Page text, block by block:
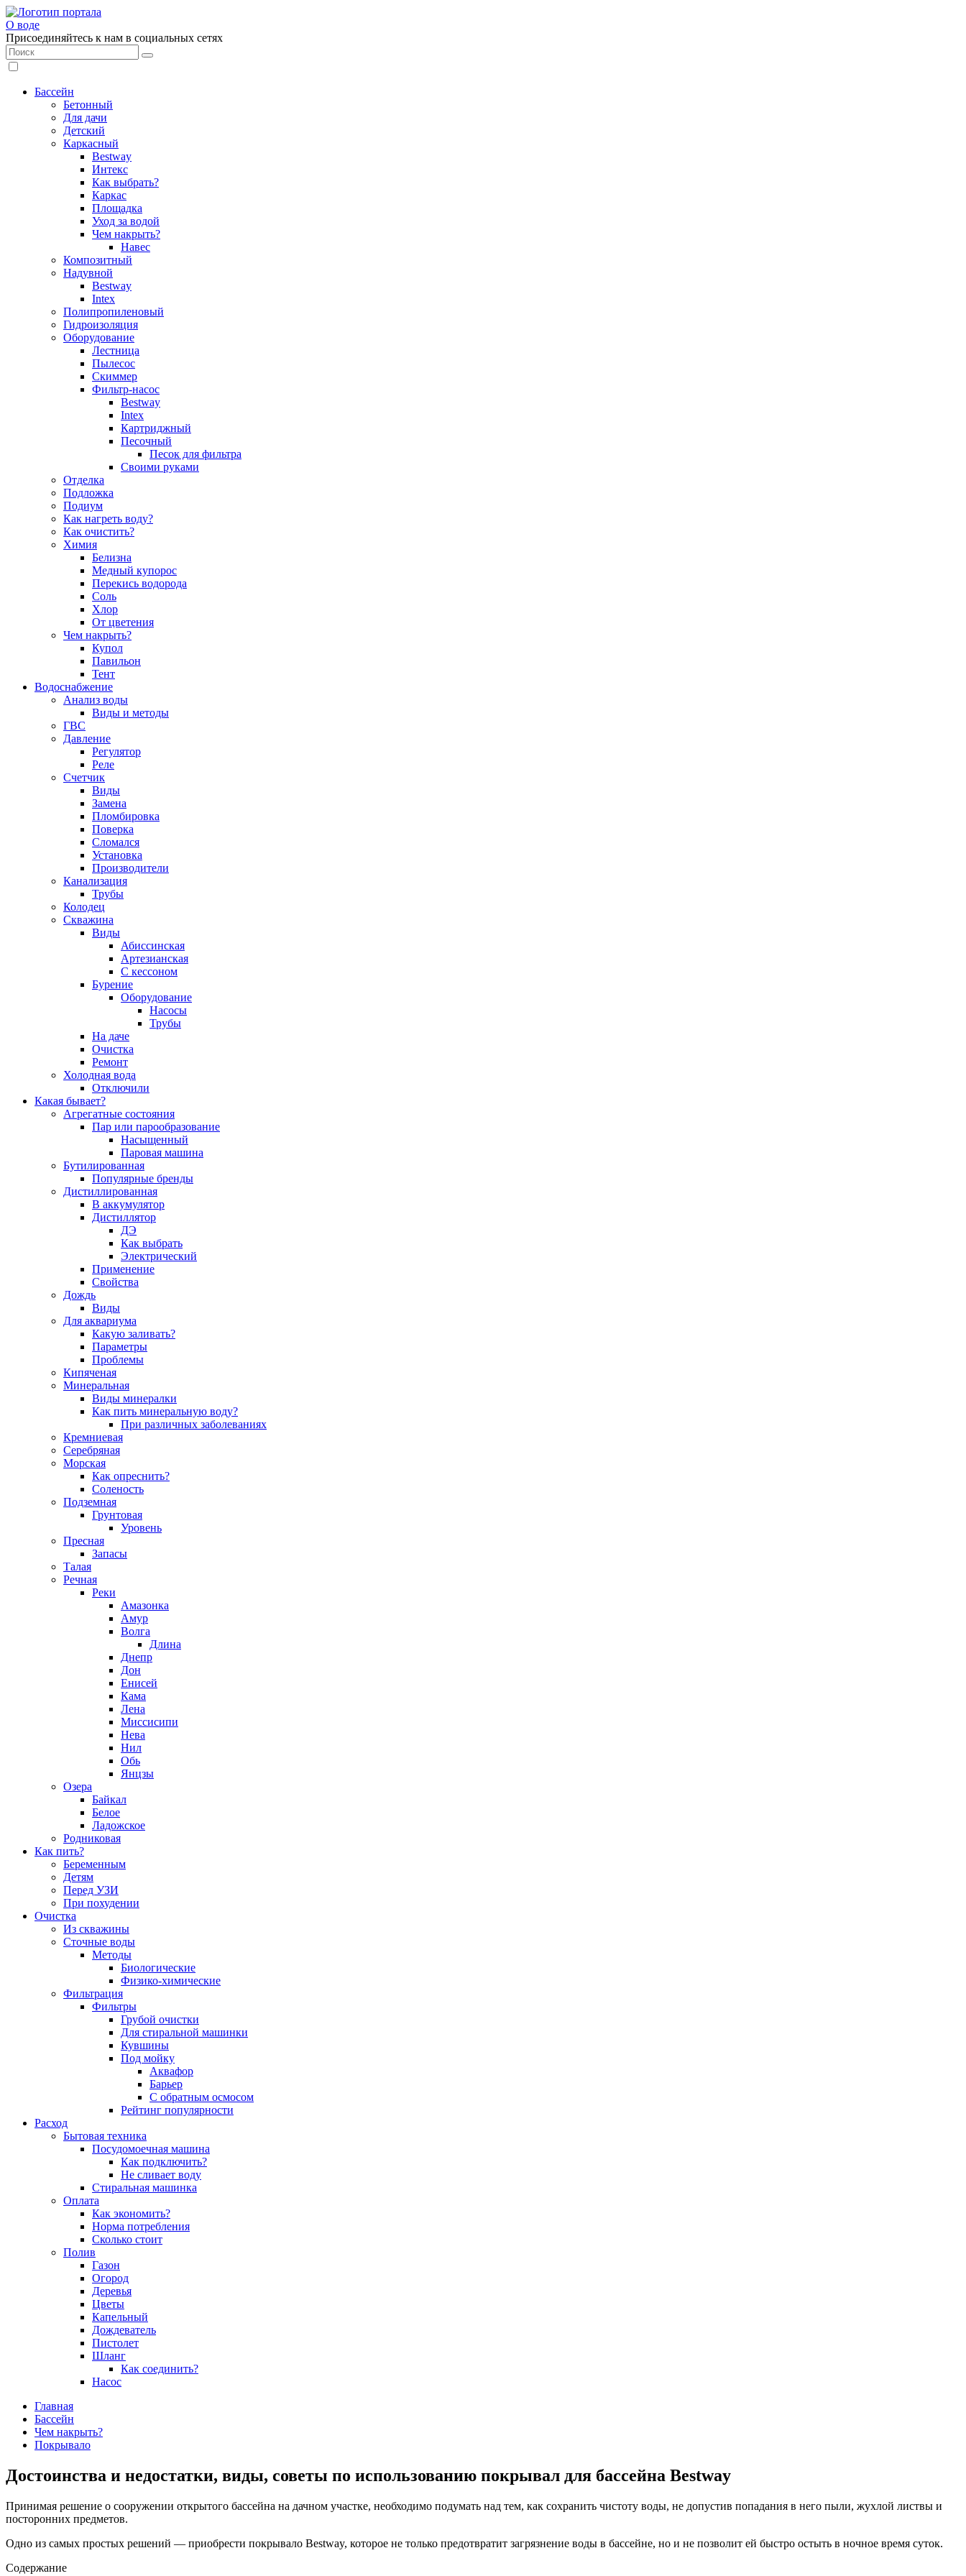
О воде
Присоединяйтесь к нам в социальных сетях
Бассейн
Бетонный
Для дачи
Детский
Каркасный
Bestway
Интекс
Как выбрать?
Каркас
Площадка
Уход за водой
Чем накрыть?
Навес
Композитный
Надувной
Bestway
Intex
Полипропиленовый
Гидроизоляция
Оборудование
Лестница
Пылесос
Скиммер
Фильтр-насос
Bestway
Intex
Картриджный
Песочный
Песок для фильтра
Своими руками
Отделка
Подложка
Подиум
Как нагреть воду?
Как очистить?
Химия
Белизна
Медный купорос
Перекись водорода
Соль
Хлор
От цветения
Чем накрыть?
Купол
Павильон
Тент
Водоснабжение
Анализ воды
Виды и методы
ГВС
Давление
Регулятор
Реле
Счетчик
Виды
Замена
Пломбировка
Поверка
Сломался
Установка
Производители
Канализация
Трубы
Колодец
Скважина
Виды
Абиссинская
Артезианская
С кессоном
Бурение
Оборудование
Насосы
Трубы
На даче
Очистка
Ремонт
Холодная вода
Отключили
Какая бывает?
Агрегатные состояния
Пар или парообразование
Насыщенный
Паровая машина
Бутилированная
Популярные бренды
Дистиллированная
В аккумулятор
Дистиллятор
ДЭ
Как выбрать
Электрический
Применение
Свойства
Дождь
Виды
Для аквариума
Какую заливать?
Параметры
Проблемы
Кипяченая
Минеральная
Виды минералки
Как пить минеральную воду?
При различных заболеваниях
Кремниевая
Серебряная
Морская
Как опреснить?
Соленость
Подземная
Грунтовая
Уровень
Пресная
Запасы
Талая
Речная
Реки
Амазонка
Амур
Волга
Длина
Днепр
Дон
Енисей
Кама
Лена
Миссисипи
Нева
Нил
Обь
Янцзы
Озера
Байкал
Белое
Ладожское
Родниковая
Как пить?
Беременным
Детям
Перед УЗИ
При похудении
Очистка
Из скважины
Сточные воды
Методы
Биологические
Физико-химические
Фильтрация
Фильтры
Грубой очистки
Для стиральной машинки
Кувшины
Под мойку
Аквафор
Барьер
С обратным осмосом
Рейтинг популярности
Расход
Бытовая техника
Посудомоечная машина
Как подключить?
Не сливает воду
Стиральная машинка
Оплата
Как экономить?
Норма потребления
Сколько стоит
Полив
Газон
Огород
Деревья
Цветы
Капельный
Дождеватель
Пистолет
Шланг
Как соединить?
Насос
Главная
Бассейн
Чем накрыть?
Покрывало
Достоинства и недостатки, виды, советы по использованию покрывал для бассейна Bestway
Принимая решение о сооружении открытого бассейна на дачном участке, необходимо подумать над тем, как сохранить чистоту воды, не допустив попадания в него пыли, жухлой листвы и
посторонних предметов.
Одно из самых простых решений — приобрести покрывало Bestway, которое не только предотвратит загрязнение воды в бассейне, но и не позволит ей быстро остыть в ночное время суток.
Содержание